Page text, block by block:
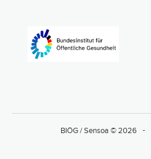
BIÖG / Sensoa © 2026